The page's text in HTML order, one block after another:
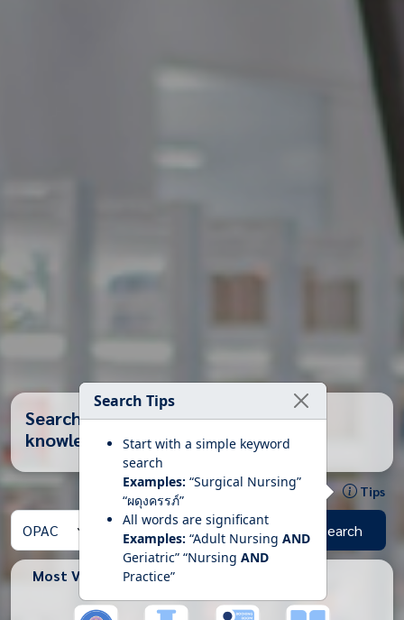
Search Books, Articles, and Health
knowledge...
Tips
Search
Most Views
Search Tips
Start with a simple keyword
search
Examples: “Surgical Nursing”
“ผดุงครรภ์”
All words are significant
Examples: “Adult Nursing AND
Geriatric” “Nursing AND
Practice”